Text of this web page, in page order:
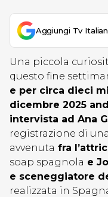
Aggiungi Tv
Una piccola
questo fine
e per circa dieci
dicembre 2025
intervista ad Ana
registrazione di
avvenuta fra
soap spagnola e
e sceneggiatore
realizzata in